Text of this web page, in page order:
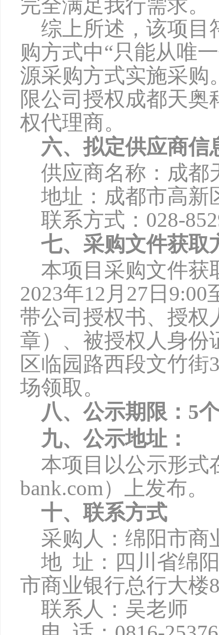
完全满足我行需求。
综上所述，该项目
购方式中“只能从唯
源采购方式实施采购
限公司授权成都天
权代理商。
六、拟定供应商信
供应商名称：成都
地址：成都市高新
联系方式： 028-
七、采购文件获取
本项目采购文件获
2023年12 月 27 日 9:00
带公司授权书、授权
章）、被授权人身份
区临园路西段文竹
场领取。
八、公示期限： 5
九、公示地址：
本项目以公示形式
bank.com）上发布。
十、联系方式
采购人：绵阳市商
地 址：四川省绵
市商业银行总行大楼
联系人：吴老师